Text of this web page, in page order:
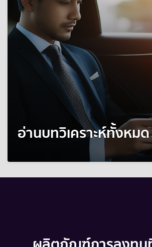
อ่านบทวิเคราะห์ทั้งหมด